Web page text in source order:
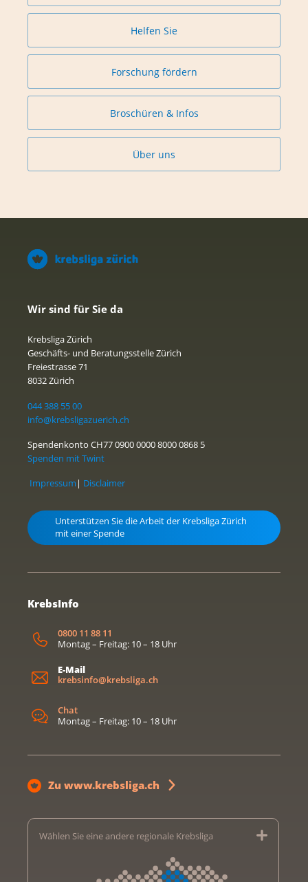
Helfen Sie
Forschung fördern
Broschüren & Infos
Über uns
Wir sind für Sie da
Krebsliga Zürich
Geschäfts- und Beratungsstelle Zürich
Freiestrasse 71
8032 Zürich
044 388 55 00
info@krebsligazuerich.ch
Spendenkonto CH77 0900 0000 8000 0868 5
Spenden mit Twint
Impressum | Disclaimer
Unterstützen Sie die Arbeit der Krebsliga Zürich
mit einer Spende
KrebsInfo
0800 11 88 11
Montag – Freitag: 10 – 18 Uhr
E-Mail
krebsinfo@krebsliga.ch
Chat
Montag – Freitag: 10 – 18 Uhr
Zu www.krebsliga.ch
Wählen Sie eine andere regionale Krebsliga